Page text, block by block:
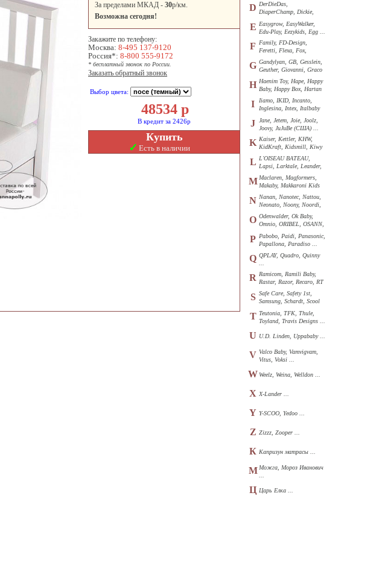
За пределами МКАД - 30р/км.
Возможна сегодня!
Закажите по телефону:
Москва: 8-495 137-9120
Россия*: 8-800 555-9172
* бесплатный звонок по России.
Заказать обратный звонок
Выбор цвета:
48534 р
В кредит за 2426р
Купить
✓ Есть в наличии
D DerDieDas,
DiaperChamp, Dickie,
E Easygrow, EasyWalker,
Edu-Play, Eezykids, Egg ...
F
Family, FD-Design,
Feretti, Flexa, Fox,
G Gandylyan, GB, Gesslein,
Geuther, Giovanni, Graco
H Haenim Toy, Hape, Happy
Baby, Happy Box, Hartan
I
Iiamo, IKID, Incanto,
Inglesina, Intex, Italbaby
J
Jane, Jetem, Joie, Joolz,
Joovy, JuJuBe (США) ...
K Kaiser, Kettler, KHW,
KidKraft, Kidsmill, Kiwy
L L'OISEAU BATEAU,
Lapsi, Larktale, Leander,
M Maclaren, Magformers,
Makaby, Makkaroni Kids
N Nanan, Nanotec, Nattou,
Neonato, Noony, Noordi,
O Odenwalder, Ok Baby,
Omnio, ORIBEL, OSANN,
P Pabobo, Paidi, Panasonic,
Papallona, Paradiso ...
Q QPLAY, Quadro, Quinny
R Ramicom, Ramili Baby,
Rastar, Razor, Recaro, RT
S Safe Care, Safety 1st,
Samsung, Schardt, Scool
T Teutonia, TFK, Thule,
Toyland, Travis Designs ...
U U.D. Linden, Uppababy ...
V Valco Baby, Vamvigvam,
Vitus, Voksi ...
WWeelz, Weina, Welldon ...
X X-Lander ...
Y Y-SCOO, Yedoo ...
Z Zizzz, Zooper ...
К Капризун матрасы ...
М Можга, Мороз Иванович
Ц Царь Елка ...